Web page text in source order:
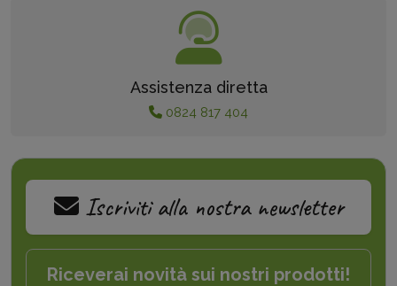
Assistenza diretta
0824 817 404
Iscriviti alla nostra newsletter
Riceverai novità sui nostri prodotti!